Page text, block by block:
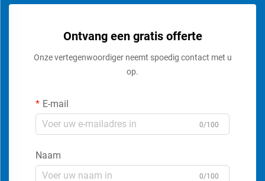
Ontvang een gratis offerte
Onze vertegenwoordiger neemt spoedig contact met u
op.
E-mail
0/100
Naam
0/100